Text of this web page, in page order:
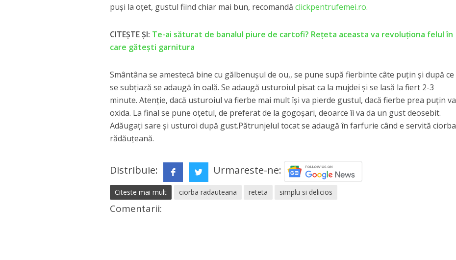
puşi la oţet, gustul fiind chiar mai bun, recomandăclickpentrufemei.ro.
CITEȘTE ȘI: Te-ai săturat de banalul piure de cartofi? Rețeta aceasta va revoluționa felul în
care gătești garnitura
Smântâna se amestecă bine cu gălbenuşul de ou,, se pune supă fierbinte câte puţin şi după ce
se subţiază se adaugă în oală. Se adaugă usturoiul pisat ca la mujdei şi se lasă la fiert 2-3
minute. Atenţie, dacă usturoiul va fierbe mai mult îşi va pierde gustul, dacă fierbe prea puţin va
oxida. La final se pune oţetul, de preferat de la gogoșari, deoarce îi va da un gust deosebit.
Adăugați sare și usturoi după gust.Pătrunjelul tocat se adaugă în farfurie când e servită ciorba
rădăuţeană.
Distribuie: Urmareste-ne:
Citeste mai mult ciorba radauteana reteta simplu si delicios
Comentarii: